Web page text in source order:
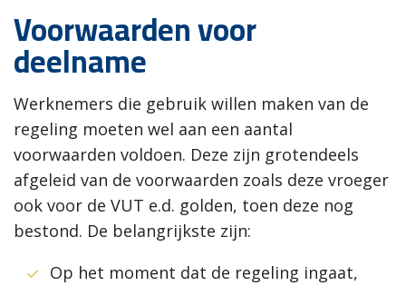
Voorwaarden voor
deelname
Werknemers die gebruik willen maken van de
regeling moeten wel aan een aantal
voorwaarden voldoen. Deze zijn grotendeels
afgeleid van de voorwaarden zoals deze vroeger
ook voor de VUT e.d. golden, toen deze nog
bestond. De belangrijkste zijn:
Op het moment dat de regeling ingaat,